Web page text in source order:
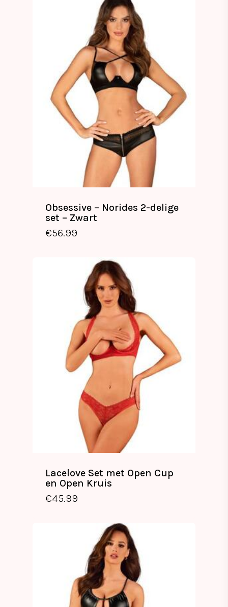
Obsessive – Norides 2-delige
set – Zwart
€56.99
Lacelove Set met Open Cup
en Open Kruis
€45.99